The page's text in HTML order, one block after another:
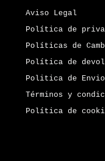
Aviso Legal
Política de
Políticas de
Política de
Politica de Envio
Términos y
Política de